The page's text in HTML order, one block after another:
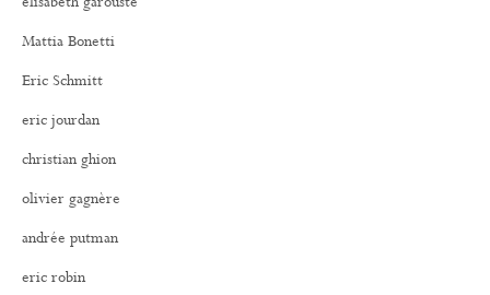
Mattia Bonetti
Eric Schmitt
eric jourdan
christian ghion
olivier gagnère
andrée putman
eric robin